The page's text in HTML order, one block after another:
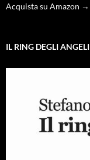
Acquista su Amazon →
IL RING DEGLI ANGELI